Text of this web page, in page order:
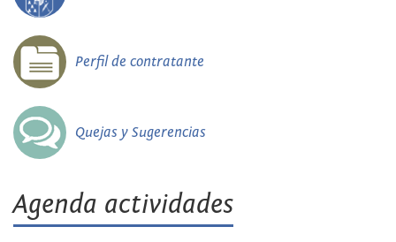
Perfil de contratante
Quejas y Sugerencias
Agenda actividades